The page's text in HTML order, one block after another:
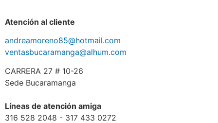
Atención al cliente
andreamoreno85@hotmail.com
ventasbucaramanga@alhum.com
CARRERA 27 # 10-26
Sede Bucaramanga
Líneas de atención amiga
316 528 2048 - 317 433 0272